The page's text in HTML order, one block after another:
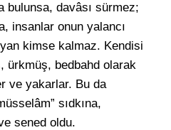
bulunsa, davâsı sürmez;
insanlar onun yalancı
kimse kalmaz. Kendisi
ürkmüş, bedbahd olarak
ve yakarlar. Bu da
sıdkına,
sened oldu.